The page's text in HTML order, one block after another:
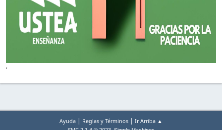
'
Ayuda | Reglas y Términos | Ir Arriba ▲